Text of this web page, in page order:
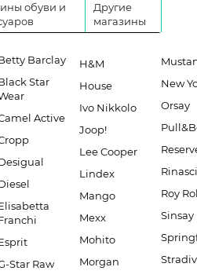
обуви и
Другие
магазины
Barclay
Star
Active
Star Raw
H&M
House
Ivo Nikkolo
Joop!
Lee Cooper
Lindex
Mango
Mexx
Mohito
Morgan
New
Orsay
Roy
Sinsay